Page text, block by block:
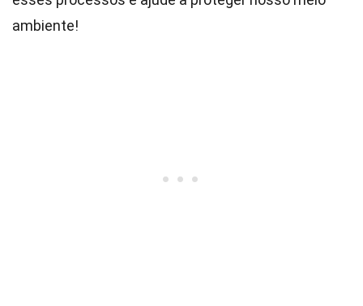
ambiente!